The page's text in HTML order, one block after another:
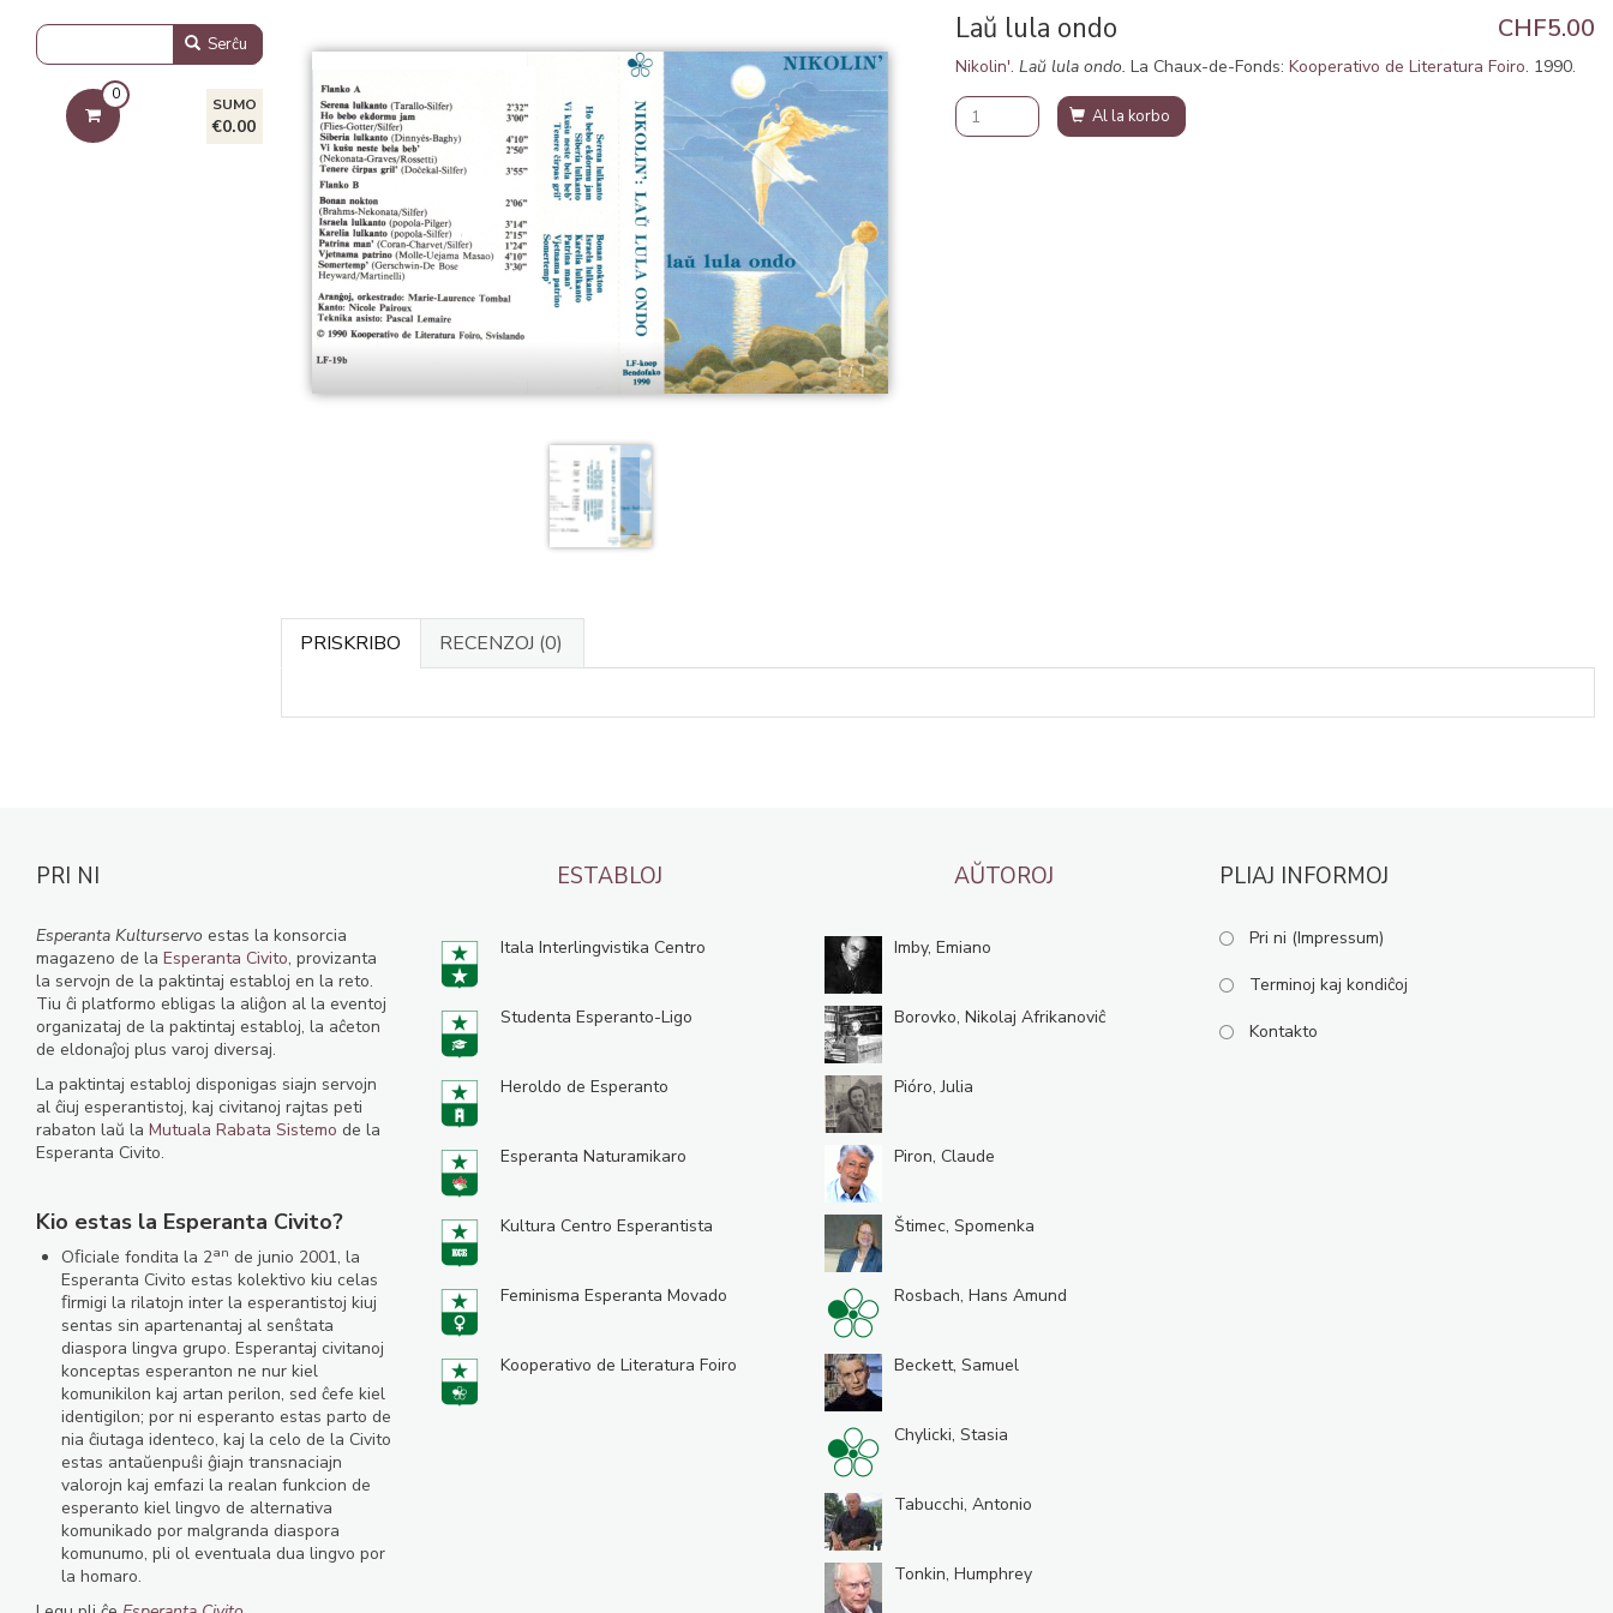
Laŭ lula ondo CHF5.00
Nikolin'.Laŭ lula ondo. La Chaux-de-Fonds:Kooperativo de Literatura Foiro. 1990.
Al la korbo
PRISKRIBO RECENZOJ (0)
Serĉu
0
SUMO
€0.00
PRI NI
Esperanta Kulturservo estas la konsorcia
magazeno de la Esperanta Civito, provizanta
la servojn de la paktintaj establoj en la reto.
Tiu ĉi platformo ebligas la aliĝon al la eventoj
organizataj de la paktintaj establoj, la aĉeton
de eldonaĵoj plus varoj diversaj.
La paktintaj establoj disponigas siajn servojn
al ĉiuj esperantistoj, kaj civitanoj rajtas peti
rabaton laŭ la Mutuala Rabata Sistemo de la
Esperanta Civito.
Kio estas la Esperanta Civito?
Oﬁciale fondita la 2an de junio 2001, la
Esperanta Civito estas kolektivo kiu celas
ﬁrmigi la rilatojn inter la esperantistoj kiuj
sentas sin apartenantaj al senŝtata
diaspora lingva grupo. Esperantaj civitanoj
konceptas esperanton ne nur kiel
komunikilon kaj artan perilon, sed ĉefe kiel
identigilon; por ni esperanto estas parto de
nia ĉiutaga identeco, kaj la celo de la Civito
estas antaŭenpuŝi ĝiajn transnaciajn
valorojn kaj emfazi la realan funkcion de
esperanto kiel lingvo de alternativa
komunikado por malgranda diaspora
komunumo, pli ol eventuala dua lingvo por
la homaro.
ESTABLOJ
Itala Interlingvistika Centro
Studenta Esperanto-Ligo
Heroldo de Esperanto
Esperanta Naturamikaro
Kultura Centro Esperantista
Feminisma Esperanta Movado
Kooperativo de Literatura Foiro
AŬTOROJ
Imby, Emiano
Borovko, Nikolaj Afrikanoviĉ
Pióro, Julia
Piron, Claude
Štimec, Spomenka
Rosbach, Hans Amund
Beckett, Samuel
Chylicki, Stasia
Tabucchi, Antonio
Tonkin, Humphrey
PLIAJ INFORMOJ
Pri ni (Impressum)
Terminoj kaj kondiĉoj
Kontakto